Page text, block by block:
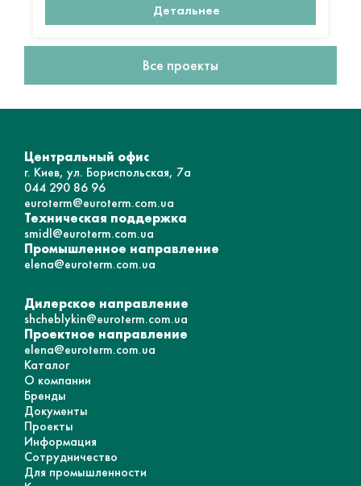
Детальнее
Все проекты
Центральный офис
г. Киев, ул. Бориспольская, 7а
044 290 86 96
euroterm@euroterm.com.ua
Техническая поддержка
smidl@euroterm.com.ua
Промышленное направление
elena@euroterm.com.ua
Дилерское направление
shcheblykin@euroterm.com.ua
Проектное направление
elena@euroterm.com.ua
Каталог
О компании
Бренды
Документы
Проекты
Информация
Сотрудничество
Для промышленности